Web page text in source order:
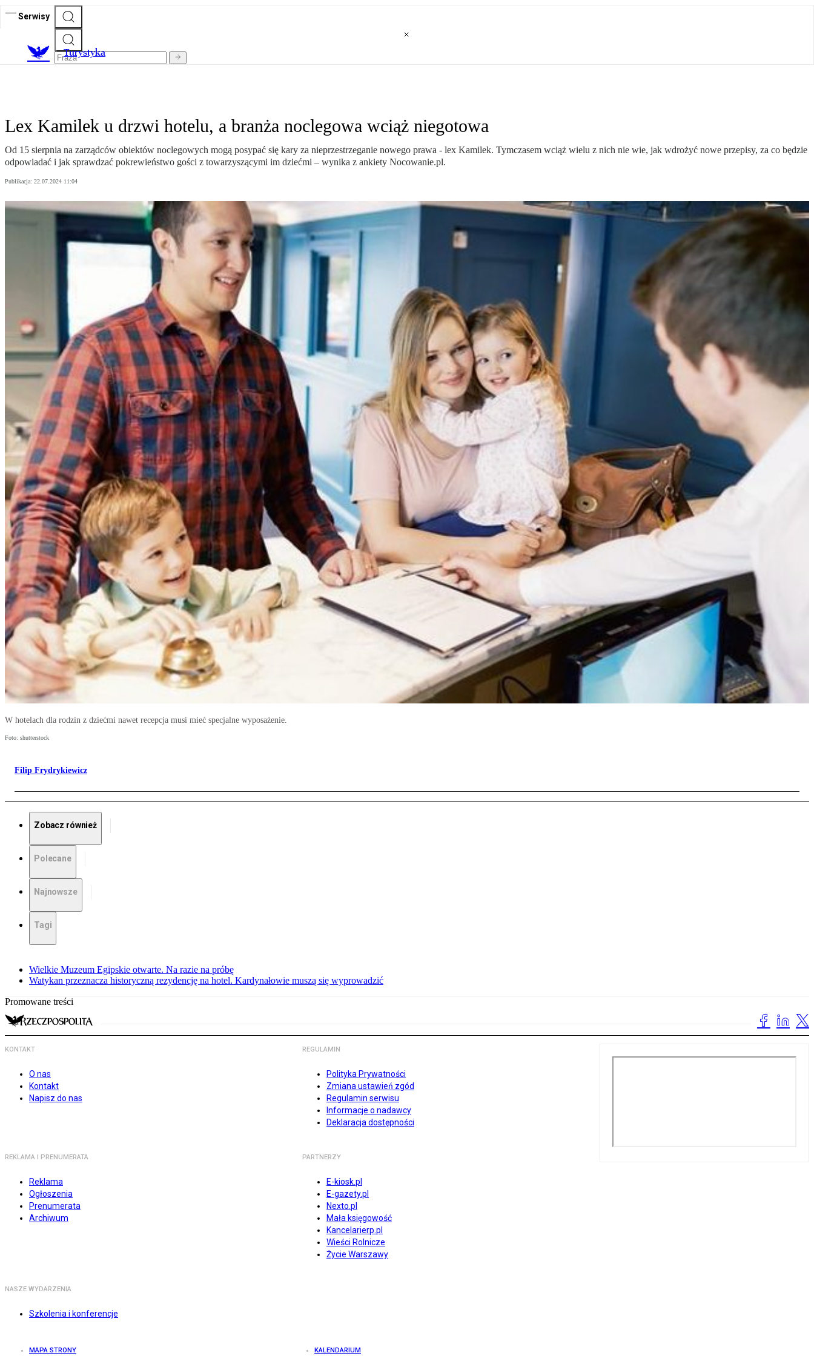
Serwisy
Turystyka
Lex Kamilek u drzwi hotelu, a branża noclegowa wciąż niegotowa
Od 15 sierpnia na zarządców obiektów noclegowych mogą posypać się kary za nieprzestrzeganie nowego prawa - lex Kamilek. Tymczasem wciąż wielu z nich nie wie, jak wdrożyć nowe przepisy, za co będzie
odpowiadać i jak sprawdzać pokrewieństwo gości z towarzyszącymi im dziećmi – wynika z ankiety Nocowanie.pl.
Publikacja: 22.07.2024 11:04
W hotelach dla rodzin z dziećmi nawet recepcja musi mieć specjalne wyposażenie.
Foto: shutterstock
Filip Frydrykiewicz
Zobacz również
Polecane
Najnowsze
Tagi
Wielkie Muzeum Egipskie otwarte. Na razie na próbę
Watykan przeznacza historyczną rezydencję na hotel. Kardynałowie muszą się wyprowadzić
Promowane treści
KONTAKT
O nas
Kontakt
Napisz do nas
REGULAMIN
Polityka Prywatności
Zmiana ustawień zgód
Regulamin serwisu
Informacje o nadawcy
Deklaracja dostępności
REKLAMA I PRENUMERATA
Reklama
Ogłoszenia
Prenumerata
Archiwum
PARTNERZY
E-kiosk.pl
E-gazety.pl
Nexto.pl
Mała księgowość
Kancelarierp.pl
Wieści Rolnicze
Życie Warszawy
NASZE WYDARZENIA
Szkolenia i konferencje
MAPA STRONY KALENDARIUM